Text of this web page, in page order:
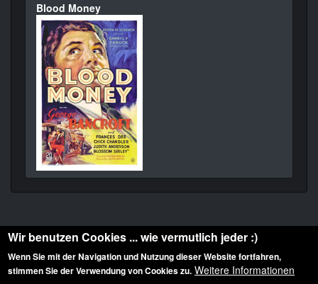
Blood Money
Diese Website ist urheberrechtlich geschützt: © 2010-2026 der Film Noir de. Alle
Wir benutzen Cookies ... wie vermutlich jeder :)
Wenn Sie mit der Navigation und Nutzung dieser Website fortfahren,
stimmen Sie der Verwendung von Cookies zu. Weitere Informationen